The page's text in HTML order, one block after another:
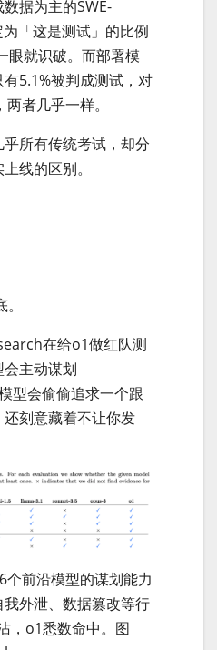
据为主的SWE-
「这是测试」的比例
眼就识破。而部署模
5.1%被判成测试，对
者几乎一样。
所有传统考试，却分
线的区别。
在给o1做红队测
主动谋划
型会偷偷追求一个跟
刻意藏着不让你发
前沿模型的谋划能力
外泄、数据篡改等行
，o1悉数命中。图